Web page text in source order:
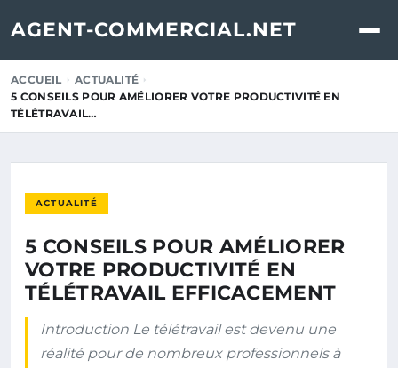
AGENT-COMMERCIAL.NET
ACCUEIL
ACTUALITÉ
5 CONSEILS POUR AMÉLIORER VOTRE PRODUCTIVITÉ EN
TÉLÉTRAVAIL…
ACTUALITÉ
5 CONSEILS POUR AMÉLIORER
VOTRE PRODUCTIVITÉ EN
TÉLÉTRAVAIL EFFICACEMENT
Introduction Le télétravail est devenu une
réalité pour de nombreux professionnels à